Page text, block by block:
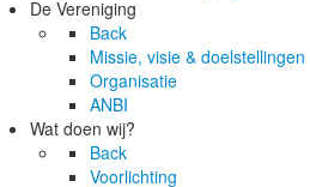
De Vereniging
Back
Missie, visie & doelstellingen
Organisatie
ANBI
Wat doen wij?
Back
Voorlichting